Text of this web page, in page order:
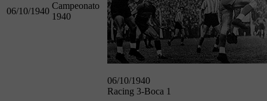
06/10/1940
Campeonato
1940
06/10/1940
Racing 3-Boca 1